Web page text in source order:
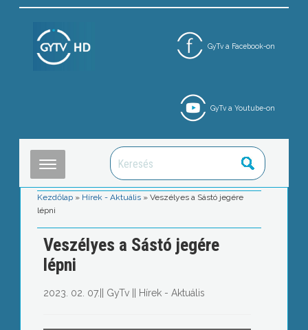
GyTv a Facebook-on
GyTv a Youtube-on
Kezdőlap » Hírek - Aktuális »Veszélyes a Sástó jegére
lépni
Veszélyes a Sástó jegére
lépni
2023. 02. 07. GyTv|| Hírek - Aktuális